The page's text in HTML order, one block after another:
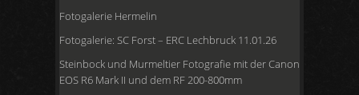
Fotogalerie Hermelin
Fotogalerie: SC Forst – ERC Lechbruck 11.01.26
Steinbock und Murmeltier Fotografie mit der Canon
EOS R6 Mark II und dem RF 200-800mm